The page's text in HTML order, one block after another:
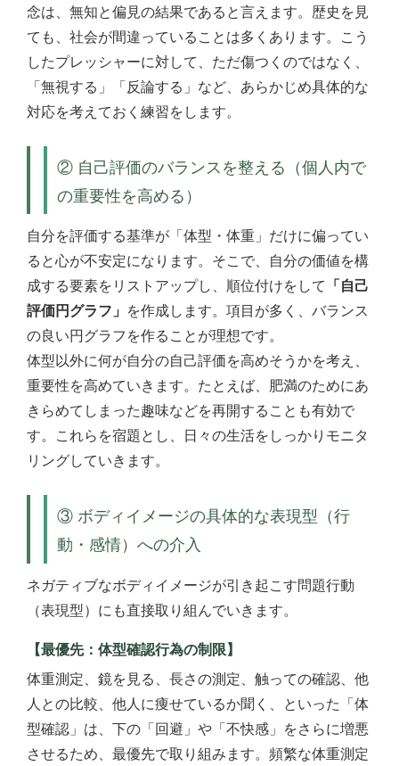
念は、無知と偏見の結果であると言えます。歴史を見
ても、社会が間違っていることは多くあります。こう
したプレッシャーに対して、ただ傷つくのではなく、
「無視する」「反論する」など、あらかじめ具体的な
対応を考えておく練習をします。
② 自己評価のバランスを整える（個人内で
の重要性を高める）
自分を評価する基準が「体型・体重」だけに偏ってい
ると心が不安定になります。そこで、自分の価値を構
成する要素をリストアップし、順位付けをして 「自己
評価円グラフ」 を作成します。項目が多く、バランス
の良い円グラフを作ることが理想です。
体型以外に何が自分の自己評価を高めそうかを考え、
重要性を高めていきます。たとえば、肥満のためにあ
きらめてしまった趣味などを再開することも有効で
す。これらを宿題とし、日々の生活をしっかりモニタ
リングしていきます。
③ ボディイメージの具体的な表現型（行
動・感情）への介入
ネガティブなボディイメージが引き起こす問題行動
（表現型）にも直接取り組んでいきます。
【最優先：体型確認行為の制限】
体重測定、鏡を見る、長さの測定、触っての確認、他
人との比較、他人に痩せているか聞く、といった「体
型確認」は、下の「回避」や「不快感」をさらに増悪
させるため、最優先で取り組みます。頻繁な体重測定